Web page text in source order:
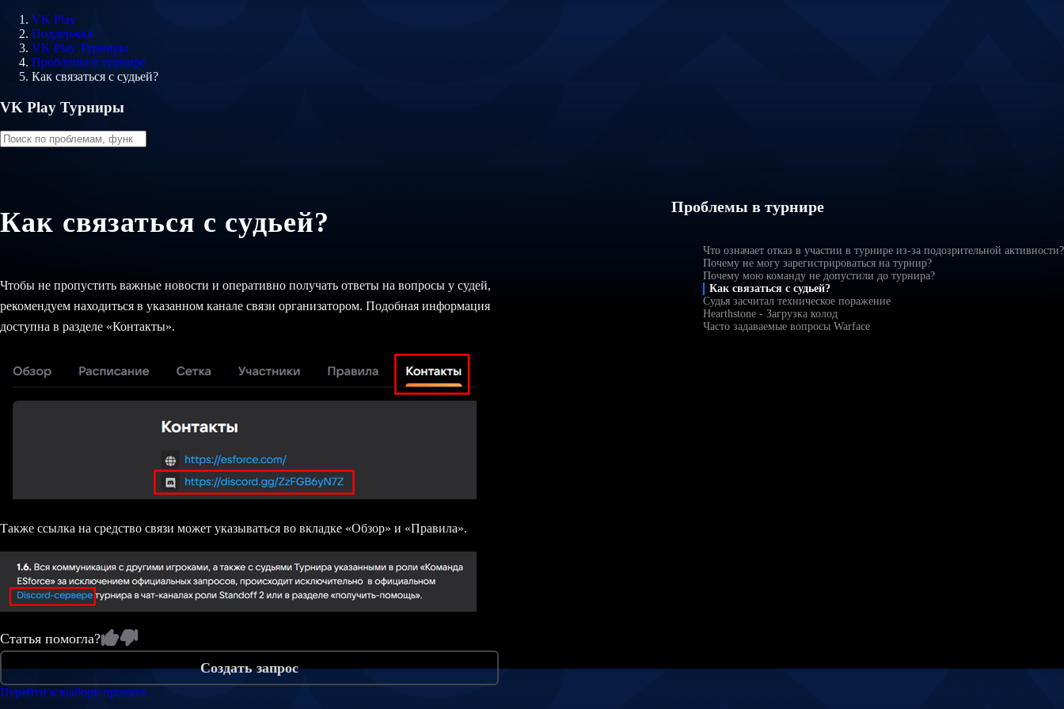
VK Play
Поддержка
VK Play Турниры
Проблемы в турнире
Как связаться с судьей?
VK Play Турниры
Как связаться с судьей?
Чтобы не пропустить важные новости и оперативно получать ответы на вопросы у судей,
рекомендуем находиться в указанном канале связи организатором. Подобная информация
доступна в разделе «Контакты».
Также ссылка на средство связи может указываться во вкладке «Обзор» и «Правила».
Статья помогла?
Создать запрос
Проблемы в турнире
Что означает отказ в участии в турнире из-за подозрительной активности?
Почему не могу зарегистрироваться на турнир?
Почему мою команду не допустили до турнира?
Как связаться с судьей?
Судья засчитал техническое поражение
Hearthstone - Загрузка колод
Часто задаваемые вопросы Warface
Перейти к выбору проекта